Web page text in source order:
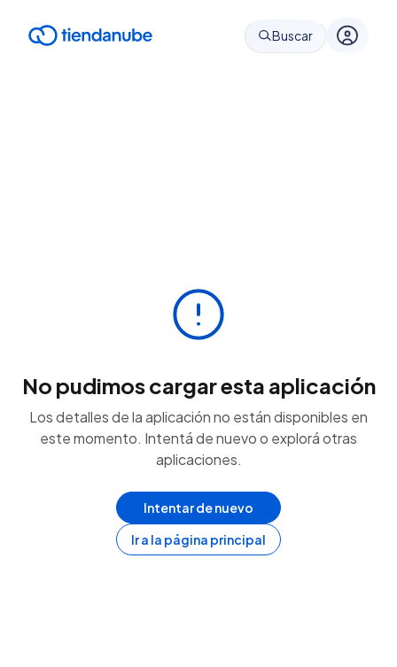
Buscar
No pudimos cargar esta aplicación
Los detalles de la aplicación no están disponibles en
este momento. Intentá de nuevo o explorá otras
aplicaciones.
Intentar de nuevo
Ir a la página principal